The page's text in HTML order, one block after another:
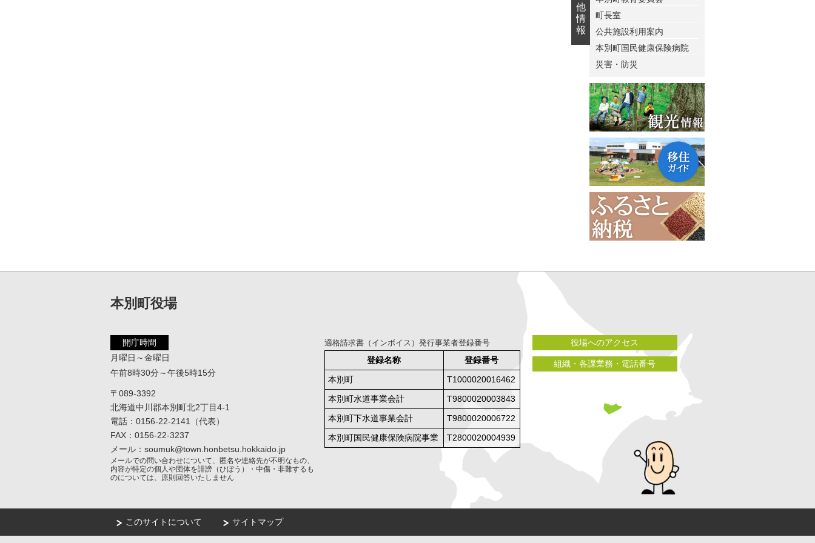
他
情
報
町長室
公共施設利用案内
本別町国民健康保険病院
災害・防災
本別町役場
開庁時間
月曜日～金曜日
午前8時30分～午後5時15分
〒089-3392
北海道中川郡本別町北2丁目4-1
電話：0156-22-2141（代表）
FAX：0156-22-3237
メール：soumuk@town.honbetsu.hokkaido.jp
メールでの問い合わせについて、匿名や連絡先が不明なもの、
内容が特定の個人や団体を誹謗（ひぼう）・中傷・非難するも
のについては、原則回答いたしません
適格請求書（インボイス）発行事業者登録番号
登録名称
登録番号
本別町
T1000020016462
本別町水道事業会計
T9800020003843
本別町下水道事業会計
T9800020006722
本別町国民健康保険病院事業
T2800020004939
役場へのアクセス
組織・各課業務・電話番号
このサイトについて サイトマップ